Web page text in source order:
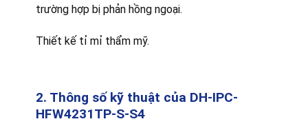
trường hợp bị phản hồng ngoại.
Thiết kế tỉ mỉ thẩm mỹ.
2. Thông số kỹ thuật của DH-IPC-
HFW4231TP-S-S4